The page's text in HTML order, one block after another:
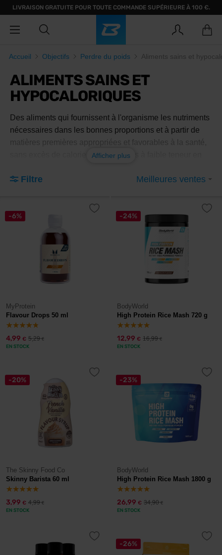
LIVRAISON GRATUITE POUR TOUTE COMMANDE SUPÉRIEURE À 100 €.
Accueil Objectifs Perdre du poids Aliments sains et
ALIMENTS SAINS ET
HYPOCALORIQUES
Des aliments qui fournissent à l'organisme les nutriments
nécessaires dans les bonnes proportions et à partir de
matières premières appropriées et favorables à la santé,
sans excès de calories. Les aliments à faible teneur en
saveur aux plats préparés sans augmenter les calories.
Afficher plus
Filtre Meilleures ventes
-6%
MyProtein
Flavour Drops 50 ml
4,99 € 5,29€
EN STOCK
-24%
BodyWorld
High Protein Rice Mash 720 g
12,99 € 16,99€
EN STOCK
-20%
The Skinny Food Co
Skinny Barista 60 ml
3,99 € 4,99€
EN STOCK
-23%
BodyWorld
High Protein Rice Mash 1800 g
26,99 € 34,90€
EN STOCK
-26%